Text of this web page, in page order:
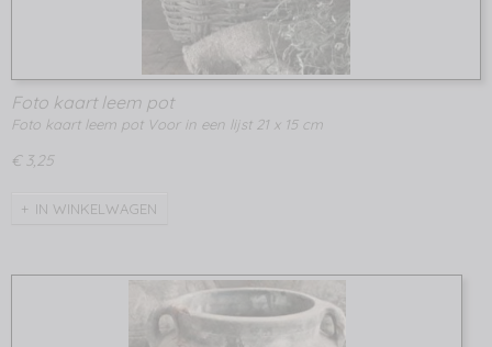
Foto kaart leem pot
Foto kaart leem pot Voor in een lijst 21 x 15 cm
€ 3,25
IN WINKELWAGEN